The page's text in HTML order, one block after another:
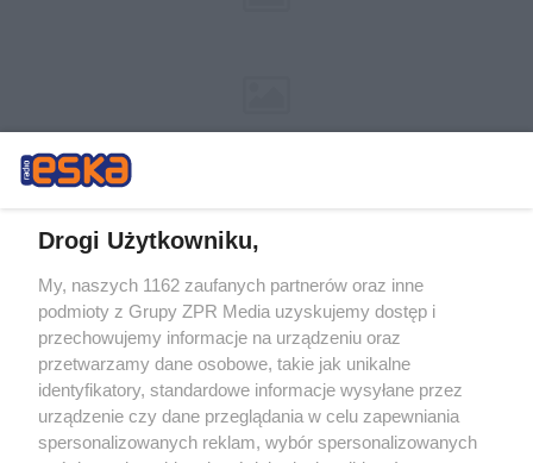
Żaden utwór zamieszczony w serwisie nie może być powielany i
rozpowszechniany lub dalej rozpowszechniany w jakikolwiek sposób (w
tym także elektroniczny lub mechaniczny) na jakimkolwiek polu
eksploatacji w jakiejkolwiek formie, włącznie z umieszczaniem w
Internecie bez pisemnej zgody właściciela praw. Jakiekolwiek użycie lub
wykorzystanie utworów w całości lub w części z naruszeniem prawa,
tzn. bez właściwej zgody, jest zabronione pod groźbą kary i może być
ścigane prawnie.
Drogi Użytkowniku,
My, naszych 1162 zaufanych partnerów oraz inne
podmioty z Grupy ZPR Media uzyskujemy dostęp i
przechowujemy informacje na urządzeniu oraz
przetwarzamy dane osobowe, takie jak unikalne
identyfikatory, standardowe informacje wysyłane przez
urządzenie czy dane przeglądania w celu zapewniania
spersonalizowanych reklam, wybór spersonalizowanych